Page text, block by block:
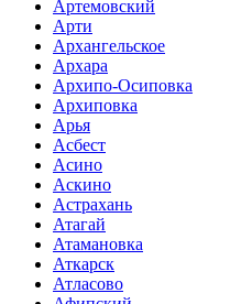
Артемовский
Арти
Архангельское
Архара
Архипо-Осиповка
Архиповка
Арья
Асбест
Асино
Аскино
Астрахань
Атагай
Атамановка
Аткарск
Атласово